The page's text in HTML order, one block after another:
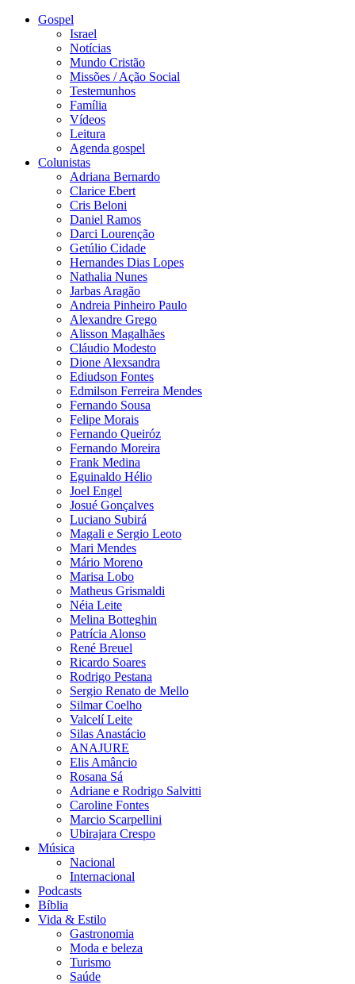
Gospel
Israel
Notícias
Mundo Cristão
Missões / Ação Social
Testemunhos
Família
Vídeos
Leitura
Agenda gospel
Colunistas
Adriana Bernardo
Clarice Ebert
Cris Beloni
Daniel Ramos
Darci Lourenção
Getúlio Cidade
Hernandes Dias Lopes
Nathalia Nunes
Jarbas Aragão
Andreia Pinheiro Paulo
Alexandre Grego
Alisson Magalhães
Cláudio Modesto
Dione Alexsandra
Ediudson Fontes
Edmilson Ferreira Mendes
Fernando Sousa
Felipe Morais
Fernando Queiróz
Fernando Moreira
Frank Medina
Eguinaldo Hélio
Joel Engel
Josué Gonçalves
Luciano Subirá
Magali e Sergio Leoto
Mari Mendes
Mário Moreno
Marisa Lobo
Matheus Grismaldi
Néia Leite
Melina Botteghin
Patrícia Alonso
René Breuel
Ricardo Soares
Rodrigo Pestana
Sergio Renato de Mello
Silmar Coelho
Valcelí Leite
Silas Anastácio
ANAJURE
Elis Amâncio
Rosana Sá
Adriane e Rodrigo Salvitti
Caroline Fontes
Marcio Scarpellini
Ubirajara Crespo
Música
Nacional
Internacional
Podcasts
Bíblia
Vida & Estilo
Gastronomia
Moda e beleza
Turismo
Saúde